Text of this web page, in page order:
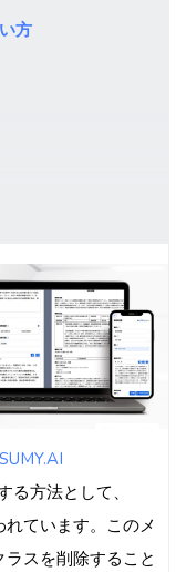
方
方法として、
ています。このメ
スを削除すること